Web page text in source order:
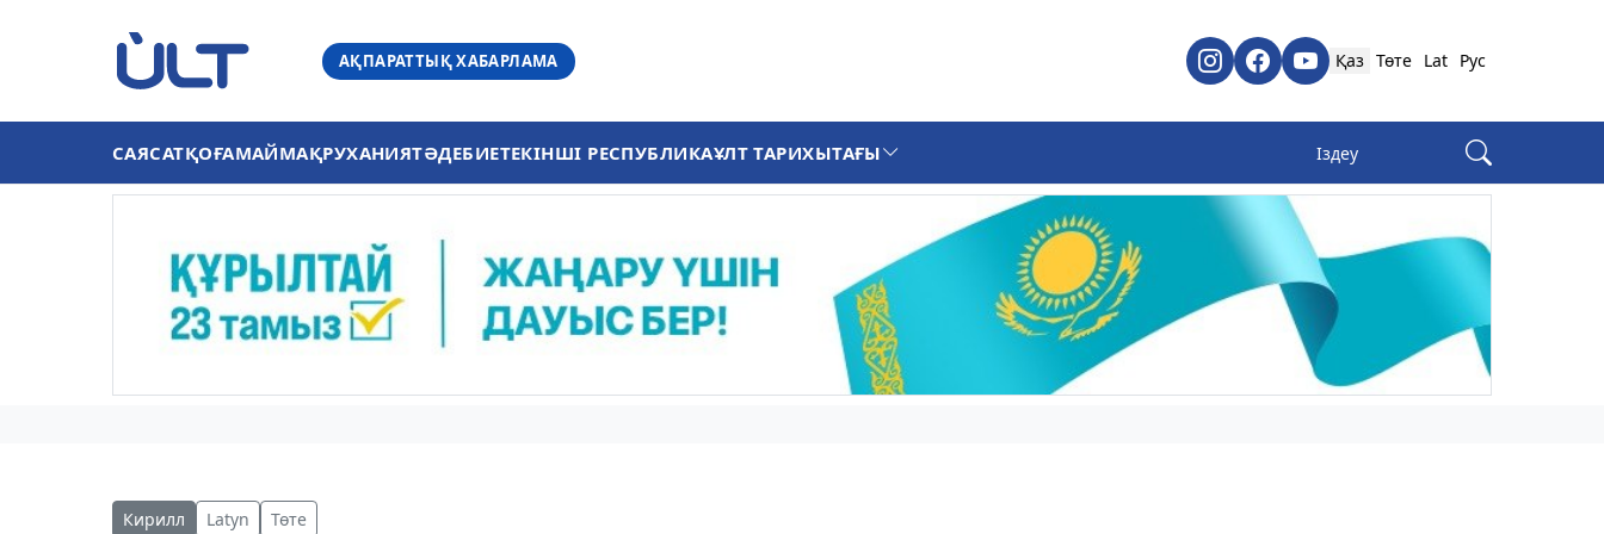
АҚПАРАТТЫҚ ХАБАРЛАМА Қаз Төте Lat Рус
САЯСАТҚОҒАМАЙМАҚРУХАНИЯТӘДЕБИЕТЕКІНШІ РЕСПУБЛИКАҰЛТ ТАРИХЫТАҒЫ
Кирилл Latyn Төте